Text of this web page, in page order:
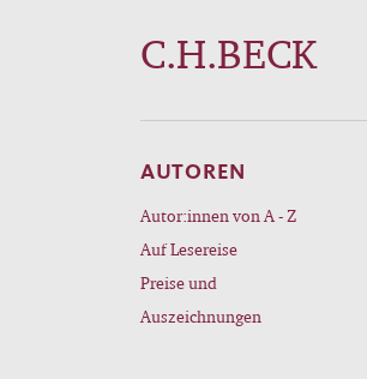
C.H.BECK
AUTOREN
Autor:innen von A - Z
Auf Lesereise
Preise und
Auszeichnungen